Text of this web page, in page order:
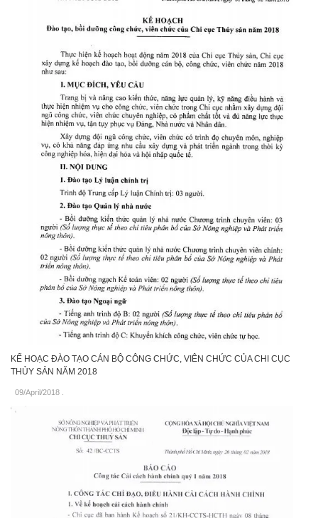
KẾ HOẠC ĐÀO TẠO CÁN BỘ CÔNG CHỨC, VIÊN CHỨC CỦA CHI CỤC
THỦY SẢN NĂM 2018
09/April/2018